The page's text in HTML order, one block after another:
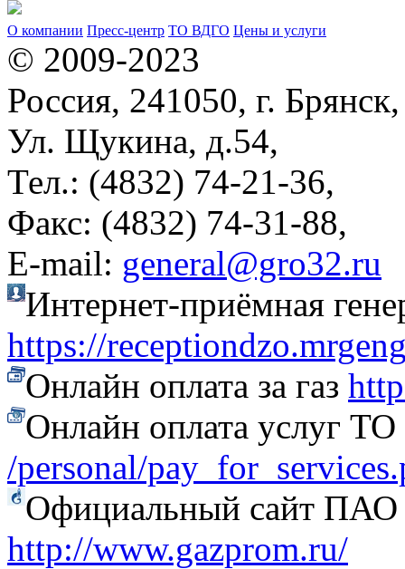
О компании Пресс-центр ТО ВДГО Цены и услуги
© 2009-2023
Россия, 241050, г. Брянск,
Ул. Щукина, д.54,
Тел.: (4832) 74-21-36,
Факс: (4832) 74-31-88,
Е-mail: general@gro32.ru
Интернет-приёмная
https://
Онлайн оплата за газ
Онлайн оплата услуг
/personal/
Официальный сайт ПАО
http://www.gazprom.ru/